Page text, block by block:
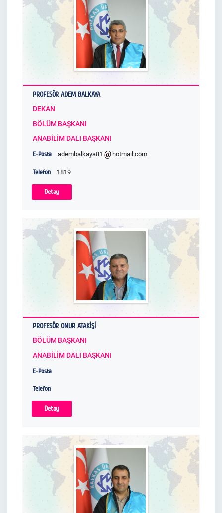
PROFESÖR ADEM BALKAYA
DEKAN
BÖLÜM BAŞKANI
ANABİLİM DALI BAŞKANI
E-Posta
adembalkaya81 hotmail.com
Telefon 1819
Detay
PROFESÖR ONUR ATAKİŞİ
BÖLÜM BAŞKANI
ANABİLİM DALI BAŞKANI
E-Posta
Telefon
Detay
y
l